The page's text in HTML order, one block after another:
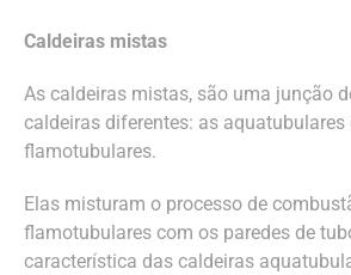
Caldeiras mistas
As caldeiras mistas, são uma junção
caldeiras diferentes: as aquatubulares
flamotubulares.
Elas misturam o processo de
flamotubulares com os paredes de
característica das caldeiras